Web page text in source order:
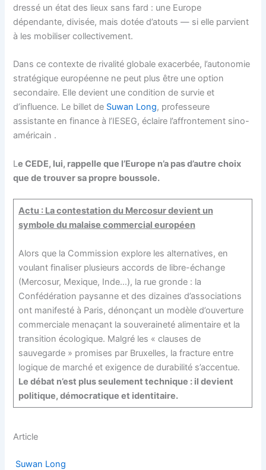
dressé un état des lieux sans fard : une Europe
dépendante, divisée, mais dotée d’atouts — si elle parvient
à les mobiliser collectivement.
Dans ce contexte de rivalité globale exacerbée, l’autonomie
stratégique européenne ne peut plus être une option
secondaire. Elle devient une condition de survie et
d’influence. Le billet de Suwan Long, professeure
assistante en finance à l’IESEG, éclaire l’affrontement sino-
américain .
Le CEDE, lui, rappelle que l’Europe n’a pas d’autre choix
que de trouver sa propre boussole.
Actu : La contestation du Mercosur devient un
symbole du malaise commercial européen
Alors que la Commission explore les alternatives, en
voulant finaliser plusieurs accords de libre-échange
(Mercosur, Mexique, Inde…), la rue gronde : la
Confédération paysanne et des dizaines d’associations
ont manifesté à Paris, dénonçant un modèle d’ouverture
commerciale menaçant la souveraineté alimentaire et la
transition écologique. Malgré les « clauses de
sauvegarde » promises par Bruxelles, la fracture entre
logique de marché et exigence de durabilité s’accentue.
Le débat n’est plus seulement technique : il devient
politique, démocratique et identitaire.
Article
Suwan Long